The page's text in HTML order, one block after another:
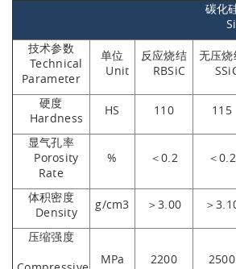
碳化
技术参数
Technical
Parameter
单位
Unit
反应烧结
RBSiC
无压烧
硬度
Hardness
HS 110 115
显气孔率
Porosity
Rate
% ＜0.2 ＜0.2
体积密度
Density
g/cm3 ＞3.00 ＞
压缩强度
MPa 2200 2500